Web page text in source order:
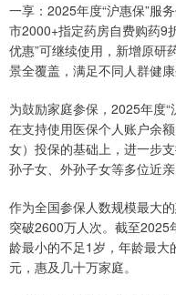
一享：2025年度“沪惠保”服
市2000+指定药房自费购药9
优惠”可继续使用，新增原研
景全覆盖，满足不同人群健康
为鼓励家庭参保，2025年度“
在支持使用医保个人账户余
女）投保的基础上，进一步
孙子女、外孙子女等多位近亲
作为全国参保人数规模最大
突破2600万人次。截至
龄最小的不足1岁，年龄最
元，惠及几十万家庭。